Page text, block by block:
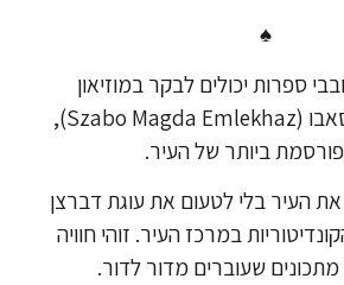
יכולים לבקר במוזיאון
הספרות ע"ש מגדה סאבו (Szabo Magda Emlekhaz),
ביותר של העיר.
בלי לטעום את עוגת דברצן
במרכז העיר. זוהי חוויה
שעוברים מדור לדור.